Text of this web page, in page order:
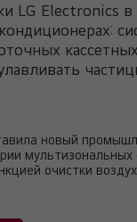
LG Electronics в
новый
мультизональных
очистки